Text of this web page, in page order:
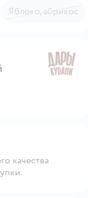
яблоко, абрикос
качества